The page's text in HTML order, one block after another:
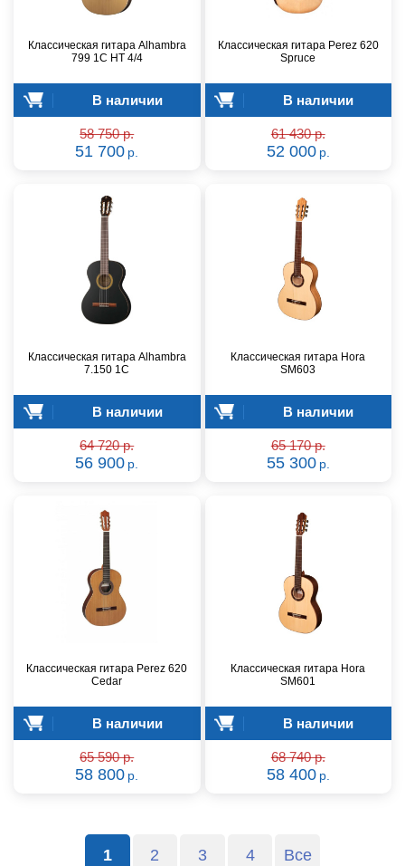
Классическая гитара Alhambra
799 1C HT 4/4
В наличии
58 750 р.
51 700 р.
Классическая гитара Perez 620
Spruce
В наличии
61 430 р.
52 000 р.
Классическая гитара Alhambra
7.150 1C
В наличии
64 720 р.
56 900 р.
Классическая гитара Hora
SM603
В наличии
65 170 р.
55 300 р.
Классическая гитара Perez 620
Cedar
В наличии
65 590 р.
58 800 р.
Классическая гитара Hora
SM601
В наличии
68 740 р.
58 400 р.
1 2 3 4 Все